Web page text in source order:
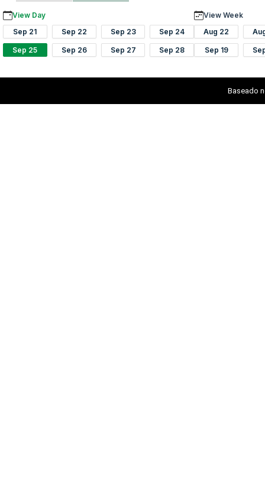
View Day
Sep 21
Sep 22 Sep 23 Sep 24
Sep 25 Sep 26 Sep 27 Sep 28
View Week
Aug 22
Sep 19
Baseado